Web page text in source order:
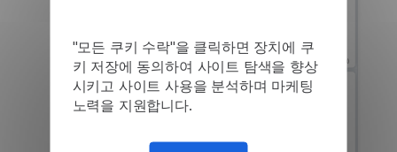
"모든 쿠키 수락"을 클릭하면 장치에 쿠
키 저장에 동의하여 사이트 탐색을 향상
시키고 사이트 사용을 분석하며 마케팅
노력을 지원합니다.